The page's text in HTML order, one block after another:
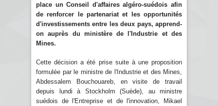
place un Conseil d'affaires algéro-suédois afin
de renforcer le partenariat et les opportunités
d'investissements entre les deux pays, apprend-
on auprès du ministère de l'Industrie et des
Mines.
Cette décision a été prise suite à une proposition
formulée par le ministre de l'Industrie et des Mines,
Abdessalem Bouchouareb, en visite de travail
depuis lundi à Stockholm (Suède), au ministre
suédois de l'Entreprise et de l'innovation, Mikael